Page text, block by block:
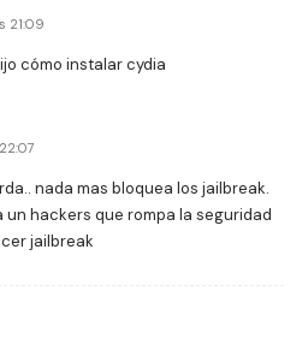
21:09
cómo instalar cydia
nada mas bloquea los jailbreak.
un hackers que rompa la seguridad
jailbreak